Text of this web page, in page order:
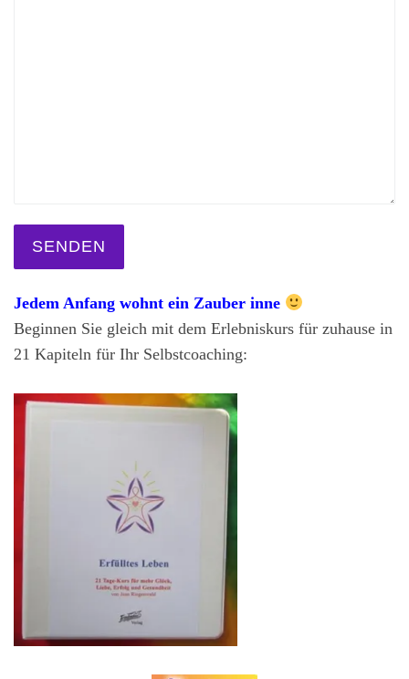
SENDEN
Jedem Anfang wohnt ein Zauber inne
Beginnen Sie gleich mit dem Erlebniskurs für zuhause in
21 Kapiteln für Ihr Selbstcoaching: